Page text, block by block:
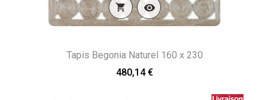
 
Tapis Begonia Naturel 160 x 230
480,14 €